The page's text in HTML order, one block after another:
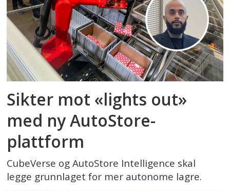
Sikter mot «lights out»
med ny AutoStore-
plattform
CubeVerse og AutoStore Intelligence skal
legge grunnlaget for mer autonome lagre.